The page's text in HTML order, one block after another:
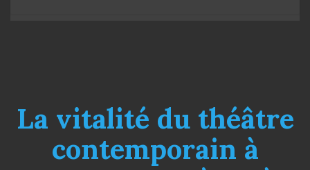
La vitalité du théâtre
contemporain à